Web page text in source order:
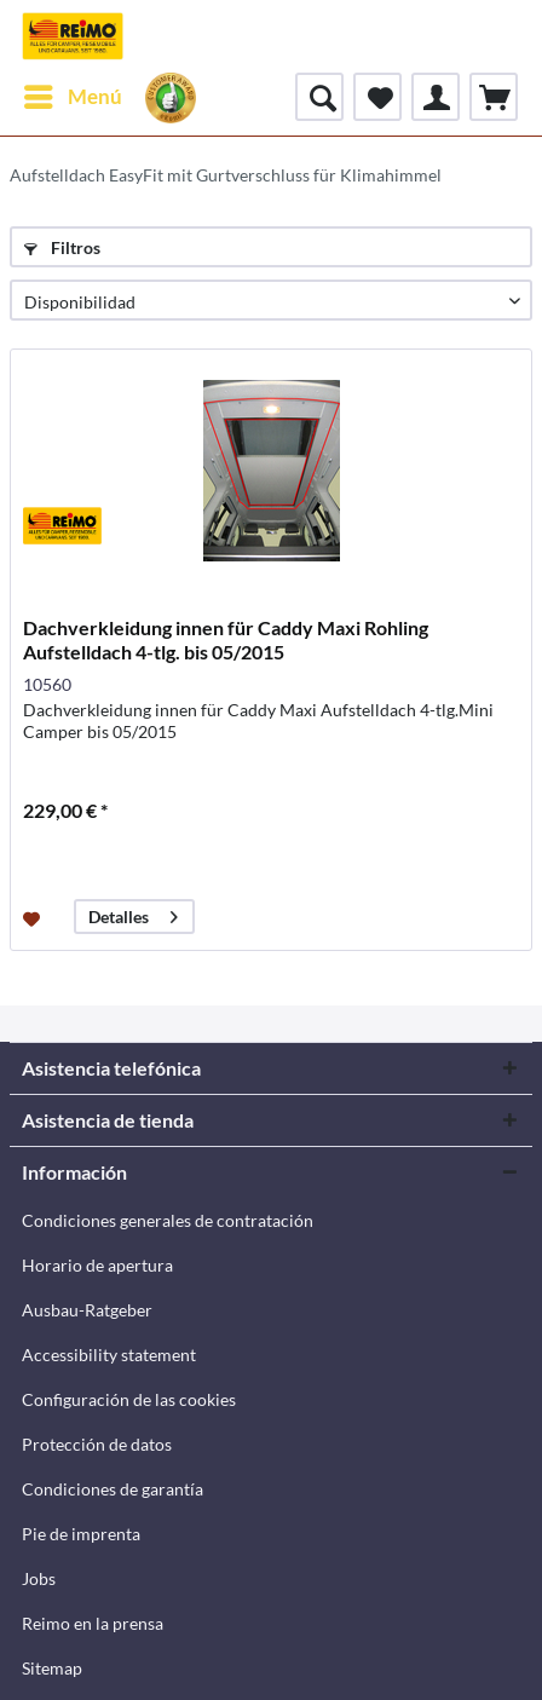
Menú
Aufstelldach EasyFit mit Gurtverschluss für Klimahimmel
Filtros
Dachverkleidung innen für Caddy Maxi Rohling
Aufstelldach 4-tlg. bis 05/2015
10560
Dachverkleidung innen für Caddy Maxi Aufstelldach 4-tlg.Mini
Camper bis 05/2015
229,00 € *
Detalles
Asistencia telefónica
Asistencia de tienda
Información
Condiciones generales de contratación
Horario de apertura
Ausbau-Ratgeber
Accessibility statement
Configuración de las cookies
Protección de datos
Condiciones de garantía
Pie de imprenta
Jobs
Reimo en la prensa
Sitemap